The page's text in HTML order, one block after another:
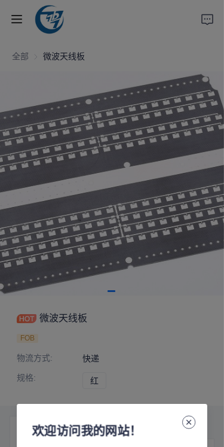
全部 微波天线板
微波天线板
FOB
物流方式:
快递
规格: 红
产品细节
欢迎访问我的网站！
技术
PCB原型
为什么选择我们?